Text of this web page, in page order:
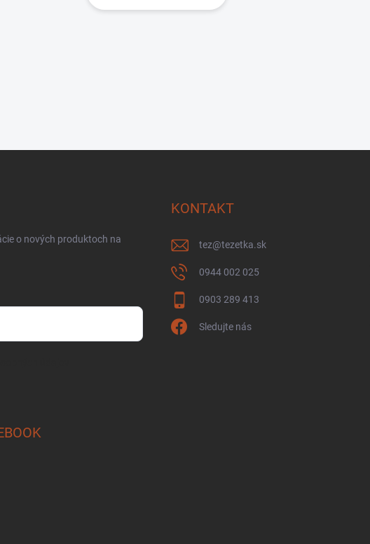
o nových produktoch na
KONTAKT
tez@tezetka.sk
0944 002 025
0903 289 413
Sledujte nás